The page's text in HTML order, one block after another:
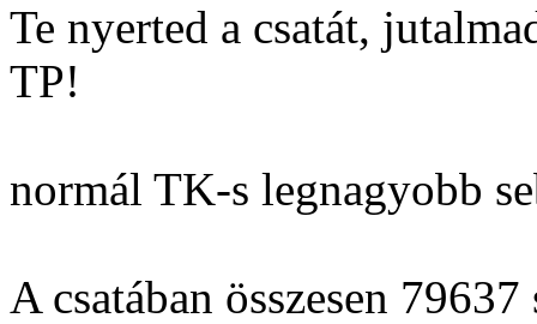
Te nyerted a csatát,
TP!
normál TK-s legnagyobb
A csatában összesen